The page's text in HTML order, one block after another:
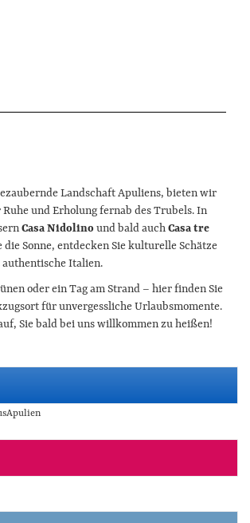
Landschaft Apuliens, bieten wir
und Erholung fernab des Trubels. In
Casa Nidolinound bald auchCasa tre
die Sonne, entdecken Sie kulturelle Schätze
authentische Italien.
oder ein Tag am Strand – hier finden Sie
für unvergessliche Urlaubsmomente.
Sie bald bei uns willkommen zu heißen!